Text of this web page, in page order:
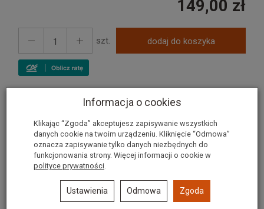
149,00 zł
szt. dodaj do koszyka
Podwójny pas nośny barkowy
STIHL
Numer producenta: 00007108800
Informacja o cookies
Klikając “Zgoda” akceptujesz zapisywanie wszystkich
danych cookie na twoim urządzeniu. Kliknięcie “Odmowa”
oznacza zapisywanie tylko danych niezbędnych do
funkcjonowania strony. Więcej informacji o cookie w
polityce prywatności.
Ustawienia Odmowa Zgoda